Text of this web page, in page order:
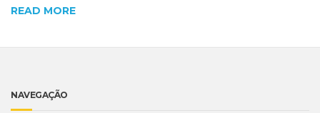
READ MORE
NAVEGAÇÃO